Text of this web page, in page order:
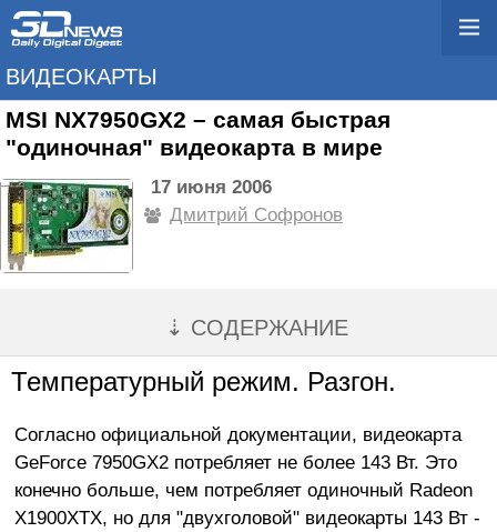
ВИДЕОКАРТЫ
MSI NX7950GX2 – самая быстрая
"одиночная" видеокарта в мире
17 июня 2006
Дмитрий Софронов
⇣ СОДЕРЖАНИЕ
Температурный режим. Разгон.
Согласно официальной документации, видеокарта
GeForce 7950GX2 потребляет не более 143 Вт. Это
конечно больше, чем потребляет одиночный Radeon
X1900XTX, но для "двухголовой" видеокарты 143 Вт -